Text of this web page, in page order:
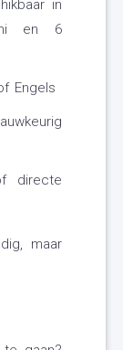
in
en 6
Engels
directe
maar